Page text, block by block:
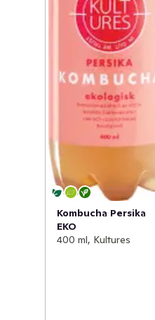
Kombucha Persika
EKO
400 ml, Kultures